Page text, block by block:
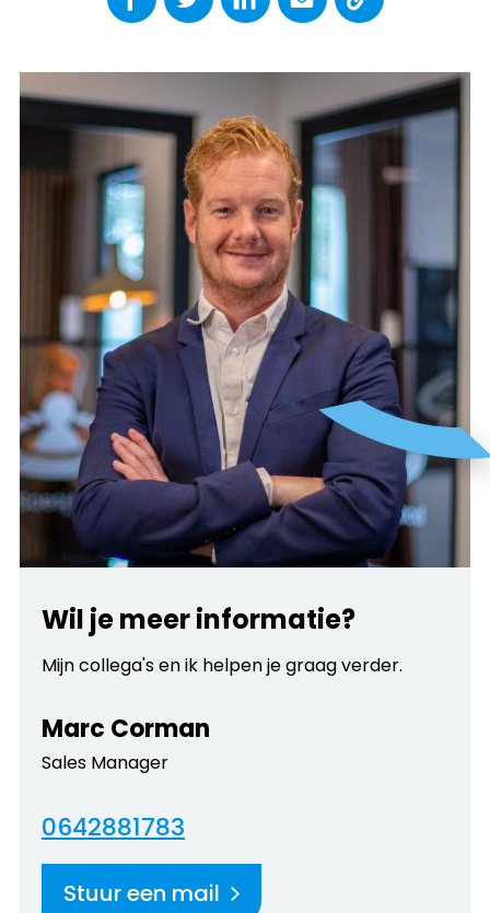
Wil je meer informatie?
Mijn collega's en ik helpen je graag verder.
Marc Corman
Sales Manager
0642881783
Stuur een mail